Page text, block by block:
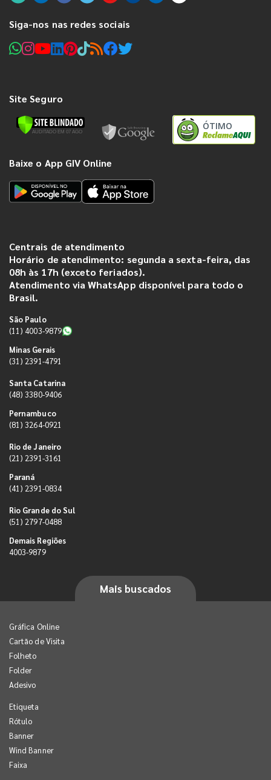
Siga-nos nas redes sociais
Site Seguro
ÓTIMO
Baixe o App GIV Online
Centrais de atendimento
Horário de atendimento: segunda a sexta-feira, das
08h às 17h (exceto feriados).
Atendimento via WhatsApp disponível para todo o
Brasil.
São Paulo
(11) 4003-9879
Minas Gerais
(31) 2391-4791
Santa Catarina
(48) 3380-9406
Pernambuco
(81) 3264-0921
Rio de Janeiro
(21) 2391-3161
Paraná
(41) 2391-0834
Rio Grande do Sul
(51) 2797-0488
Demais Regiões
4003-9879
Mais buscados
Gráfica Online
Cartão de Visita
Folheto
Folder
Adesivo
Etiqueta
Rótulo
Banner
Wind Banner
Faixa